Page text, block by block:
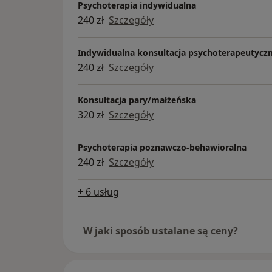
Psychoterapia indywidualna
240 zł Szczegóły
Indywidualna konsultacja
240 zł Szczegóły
Konsultacja pary/małżeńska
320 zł Szczegóły
Psychoterapia poznawczo-behawioralna
240 zł Szczegóły
+ 6 usług
W jaki sposób ustalane są ceny?